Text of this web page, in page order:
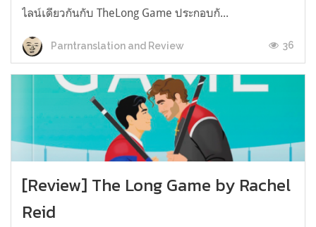
ไลน์เดียวกันกับ TheLong Game ประกอบกั...
Parntranslation and Review 36
[Review] The Long Game by Rachel
Reid